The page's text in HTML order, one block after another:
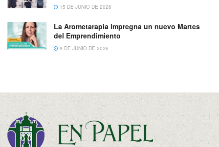
15 DE JUNIO DE 2026
La Arometarapia impregna un nuevo Martes
del Emprendimiento
9 DE JUNIO DE 2026